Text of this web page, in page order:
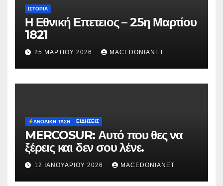
ΙΣΤΟΡΊΑ
Η Εθνική Επετειος – 25η Μαρτίου
1821
25 ΜΑΡΤΊΟΥ 2026 MACEDONIANET
ΑΝΟΔΙΚΉ ΤΆΣΗ ΕΙΔΉΣΕΙΣ
MERCOSUR: Αυτό που θες να
ξέρεις και δεν σου λένε.
12 ΙΑΝΟΥΑΡΊΟΥ 2026 MACEDONIANET